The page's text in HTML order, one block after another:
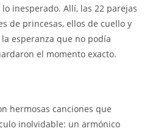
lo inesperado. Allí, las 22 parejas
de princesas, ellos de cuello y
esperanza que no podía
el momento exacto.
hermosas canciones que
inolvidable: un armónico